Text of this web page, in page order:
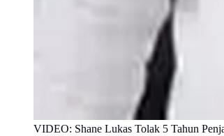
VIDEO: Shane Lukas Tolak 5 Tahun